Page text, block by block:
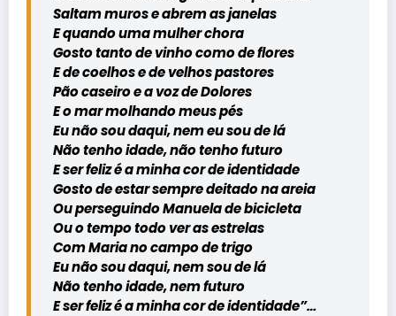
Saltam muros e abrem as janelas
E quando uma mulher chora
Gosto tanto de vinho como de flores
E de coelhos e de velhos pastores
Pão caseiro e a voz de Dolores
E o mar molhando meus pés
Eu não sou daqui, nem eu sou de lá
Não tenho idade, não tenho futuro
E ser feliz é a minha cor de identidade
Gosto de estar sempre deitado na areia
Ou perseguindo Manuela de bicicleta
Ou o tempo todo ver as estrelas
Com Maria no campo de trigo
Eu não sou daqui, nem sou de lá
Não tenho idade, nem futuro
E ser feliz é a minha cor de identidade”…